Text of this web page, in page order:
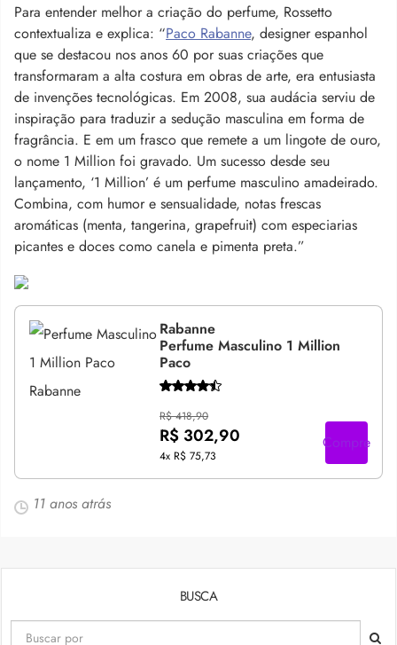
Para entender melhor a criação do perfume, Rossetto
contextualiza e explica: “Paco Rabanne, designer espanhol
que se destacou nos anos 60 por suas criações que
transformaram a alta costura em obras de arte, era entusiasta
de invenções tecnológicas. Em 2008, sua audácia serviu de
inspiração para traduzir a sedução masculina em forma de
fragrância. E em um frasco que remete a um lingote de ouro,
o nome 1 Million foi gravado. Um sucesso desde seu
lançamento, ‘1 Million’ é um perfume masculino amadeirado.
Combina, com humor e sensualidade, notas frescas
aromáticas (menta, tangerina, grapefruit) com especiarias
picantes e doces como canela e pimenta preta.”
Rabanne
Perfume Masculino 1 Million
Paco
R$ 418,90
R$ 302,90
4x R$ 75,73
Compre
11 anos atrás
BUSCA